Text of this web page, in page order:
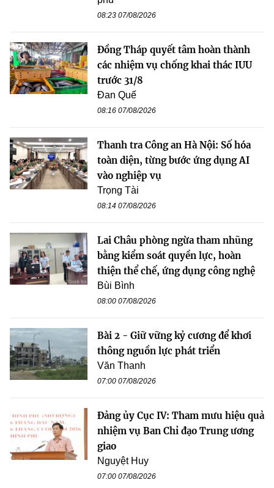
08:23 07/08/2026
Đồng Tháp quyết tâm hoàn thành
các nhiệm vụ chống khai thác IUU
trước 31/8
Đan Quế
08:16 07/08/2026
Thanh tra Công an Hà Nội: Số hóa
toàn diện, từng bước ứng dụng AI
vào nghiệp vụ
Trọng Tài
08:14 07/08/2026
Lai Châu phòng ngừa tham nhũng
bằng kiểm soát quyền lực, hoàn
thiện thể chế, ứng dụng công nghệ
Bùi Bình
08:00 07/08/2026
Bài 2 - Giữ vững kỷ cương để khơi
thông nguồn lực phát triển
Văn Thanh
07:00 07/08/2026
Đảng ủy Cục IV: Tham mưu hiệu quả
nhiệm vụ Ban Chỉ đạo Trung ương
giao
Nguyệt Huy
07:00 07/08/2026